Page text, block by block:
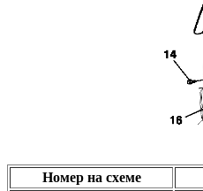
Номер на схеме